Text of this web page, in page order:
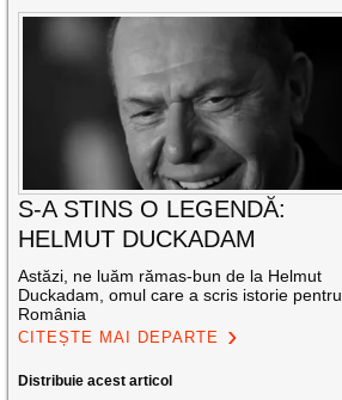
S-A STINS O LEGENDĂ:
HELMUT DUCKADAM
Astăzi, ne luăm rămas-bun de la Helmut
Duckadam, omul care a scris istorie pentru
România
CITEȘTE MAI DEPARTE
Distribuie acest articol